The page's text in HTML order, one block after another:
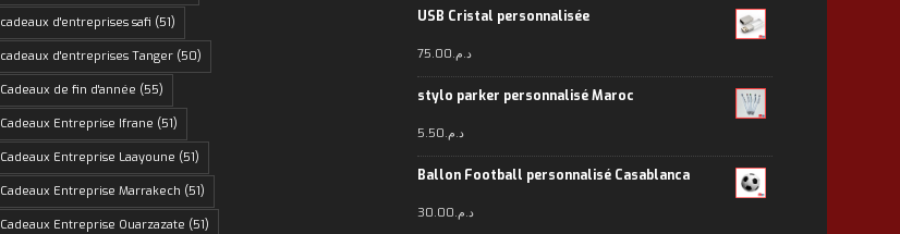
cadeaux d'entreprises safi (51)
cadeaux d'entreprises Tanger (50)
Cadeaux de fin d'année (55)
Cadeaux Entreprise Ifrane (51)
Cadeaux Entreprise Laayoune (51)
Cadeaux Entreprise Marrakech (51)
Cadeaux Entreprise Ouarzazate (51)
USB Cristal personnalisée
د.م.75.00
stylo parker personnalisé Maroc
د.م.5.50
Ballon Football personnalisé Casablanca
د.م.30.00